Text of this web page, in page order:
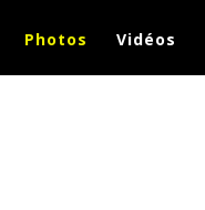
Photos Vidéos